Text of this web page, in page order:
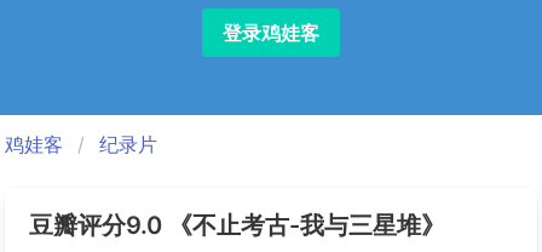
登录鸡娃客
鸡娃客 纪录片
豆瓣评分9.0 《不止考古-我与三星堆》